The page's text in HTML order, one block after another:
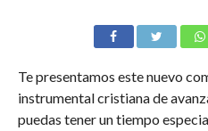
Te presentamos este nuevo
instrumental cristiana de
puedas tener un tiempo